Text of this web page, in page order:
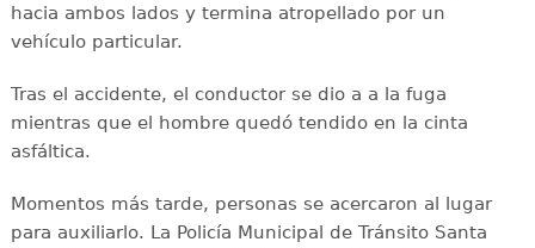
hacia ambos lados y termina atropellado por un
vehículo particular.
Tras el accidente, el conductor se dio a a la fuga
mientras que el hombre quedó tendido en la cinta
asfáltica.
Momentos más tarde, personas se acercaron al lugar
para auxiliarlo. La Policía Municipal de Tránsito Santa